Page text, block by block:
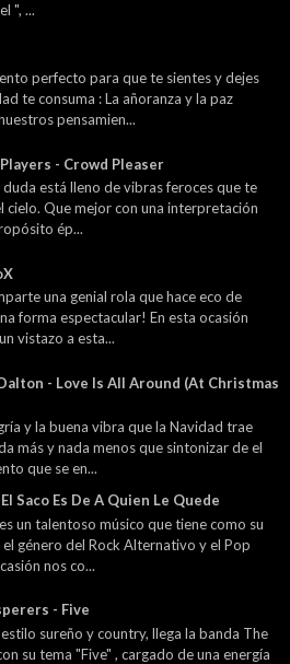
", ...
perfecto para que te sientes y dejes
te consuma : La añoranza y la paz
pensamien...
- Crowd Pleaser
duda está lleno de vibras feroces que te
cielo. Que mejor con una interpretación
ép...
una genial rola que hace eco de
forma espectacular! En esta ocasión
vistazo a esta...
- Love Is All Around (At Christmas
y la buena vibra que la Navidad trae
más y nada menos que sintonizar de el
que se en...
Saco Es De A Quien Le Quede
un talentoso músico que tiene como su
género del Rock Alternativo y el Pop
nos co...
- Five
sureño y country, llega la banda The
su tema "Five" , cargado de una energía